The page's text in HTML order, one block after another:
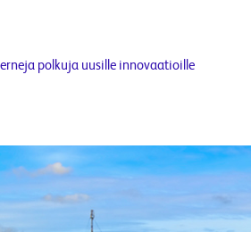
polkuja uusille innovaatioille